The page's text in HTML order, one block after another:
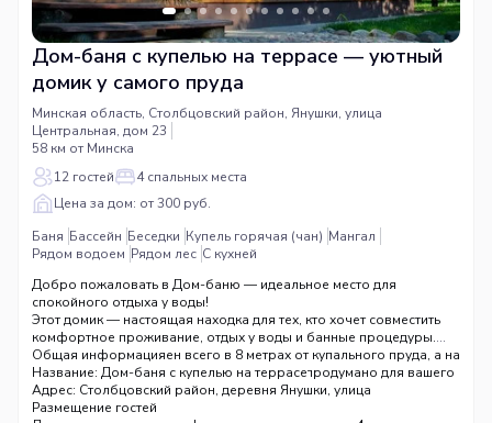
Дом-баня с купелью на террасе — уютный
домик у самого пруда
Минская область, Столбцовский район, Янушки, улица
Центральная, дом 23
58 км от Минска
12 гостей
4 спальных места
Цена за дом: от 300 руб.
Баня Бассейн Беседки Купель горячая (чан) Мангал
Рядом водоем Рядом лес С кухней
Добро пожаловать в Дом-баню — идеальное место для
спокойного отдыха у воды!
Этот домик — настоящая находка для тех, кто хочет совместить
комфортное проживание, отдых у воды и банные процедуры.
Дом-баня расположен всего в 8 метрах от купального пруда, а на
его террасе вас ждёт горячая купель. Всё продумано для вашего
максимального комфорта и релакса.
Общая информация
Название: Дом-баня с купелью на террасе
Адрес: Столбцовский район, деревня Янушки, улица
Центральная, 23
Размещение гостей